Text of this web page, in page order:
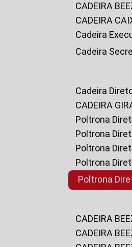
CADEIRA
CADEIRA
Cadeira
Cadeira
Cadeira
CADEIRA
Poltrona
Poltrona
Poltrona
Poltrona
Poltrona
CADEIRA
CADEIRA